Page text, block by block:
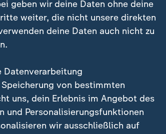
geben wir deine Daten ohne deine
weiter, die nicht unsere direkten
deine Daten auch nicht zu
von bestimmten
uns, dein Erlebnis im Angebot des
und Personalisierungsfunktionen
wir ausschließlich auf